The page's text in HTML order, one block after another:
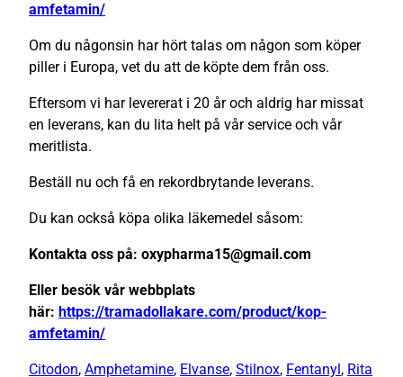
amfetamin/
Om du någonsin har hört talas om någon som köper
piller i Europa, vet du att de köpte dem från oss.
Eftersom vi har levererat i 20 år och aldrig har missat
en leverans, kan du lita helt på vår service och vår
meritlista.
Beställ nu och få en rekordbrytande leverans.
Du kan också köpa olika läkemedel såsom:
Kontakta oss på: oxypharma15@gmail.com
Eller besök vår webbplats
här: https://tramadollakare.com/product/kop-
amfetamin/
Citodon, Amphetamine, Elvanse, Stilnox, Fentanyl , Rita